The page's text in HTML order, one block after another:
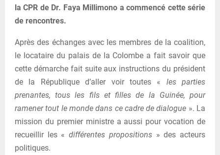
la CPR de Dr. Faya Millimono a commencé cette série
de rencontres.
Après des échanges avec les membres de la coalition,
le locataire du palais de la Colombe a fait savoir que
cette démarche fait suite aux instructions du président
de la République d’aller voir toutes « les parties
prenantes, tous les fils et filles de la Guinée, pour
ramener tout le monde dans ce cadre de dialogue ». La
mission du premier ministre a aussi pour vocation de
recueillir les «différentes propositions» des acteurs
politiques.